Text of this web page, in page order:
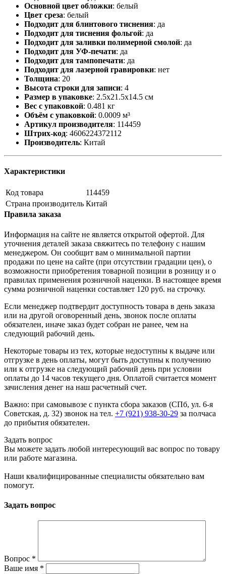
Основной цвет обложки: белый
Цвет среза: белый
Подходит для блинтового тиснения: да
Подходит для тиснения фольгой: да
Подходит для заливки полимерной смолой: да
Подходит для УФ-печати: да
Подходит для тампопечати: да
Подходит для лазерной гравировки: нет
Толщина: 20
Высота строки для записи: 4
Размер в упаковке: 2.5x21.5x14.5 см
Вес с упаковкой: 0.481 кг
Объём с упаковкой: 0.0009 м³
Артикул производителя: 114459
Штрих-код: 4606224372112
Производитель: Китай
Характеристики
Код товара
114459
Страна производитель Китай
Правила заказа
Информация на сайте не является открытой офертой. Для
уточнения деталей заказа свяжитесь по телефону с нашим
менеджером. Он сообщит вам о минимальной партии
продажи по цене на сайте (при отсутствии градации цен), о
возможности приобретения товарной позиции в розницу и о
правилах применения розничной наценки. В настоящее время
сумма розничной наценки составляет 120 руб. на строчку.
Если менеджер подтвердит доступность товара в день заказа
или на другой оговоренный день, звонок после оплаты
обязателен, иначе заказ будет собран не ранее, чем на
следующий рабочий день.
Некоторые товары из тех, которые недоступны к выдаче или
отгрузке в день оплаты, могут быть доступны к получению
или к отгрузке на следующий рабочий день при условии
оплаты до 14 часов текущего дня. Оплатой считается момент
зачисления денег на наш расчетный счет.
Важно: при самовывозе с пункта сборa заказов (СПб, ул. 6-я
Советская, д. 32) звонок на тел. +7 (921) 938-30-29 за полчаса
до прибытия обязателен.
Задать вопрос
Вы можете задать любой интересующий вас вопрос по товару
или работе магазина.
Наши квалифицированные специалисты обязательно вам
помогут.
Задать вопрос
Вопрос *
Ваше имя *